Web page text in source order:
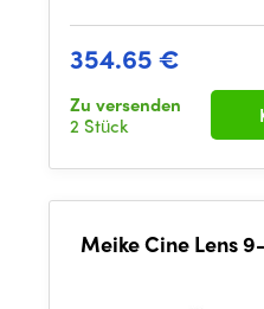
354.65 €
Zu versenden
2 Stück
Meike Cine Lens